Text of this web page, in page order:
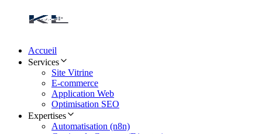
Accueil
Services
Site Vitrine
E-commerce
Application Web
Optimisation SEO
Expertises
Automatisation (n8n)